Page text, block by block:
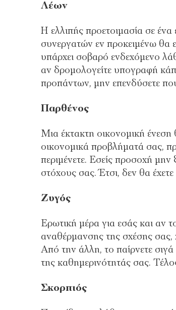
Λέων
Η ελλιπής προετοιμασία σε
συνεργατών εν προκειμένω θα
υπάρχει σοβαρό ενδεχόμενο
αν δρομολογείτε υπογραφή
προπάντων, μην επενδύσετε
Παρθένος
Μια έκτακτη οικονομική ένεση
οικονομικά προβλήματά σας,
περιμένετε. Εσείς προσοχή μην
στόχους σας. Έτσι, δεν θα
Ζυγός
Ερωτική μέρα για εσάς και αν
αναθέρμανσης της σχέσης σας,
Από την άλλη, το παίρνετε
της καθημερινότητάς σας.
Σκορπιός